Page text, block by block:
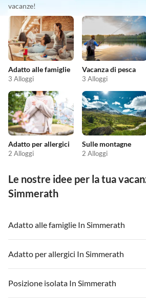
vacanze!
Adatto alle famiglie
3 Alloggi
Vacanza di pesca
3 Alloggi
Adatto per allergici
2 Alloggi
Sulle montagne
2 Alloggi
Le nostre idee per la tua
Simmerath
Adatto alle famiglie In Simmerath
Adatto per allergici In Simmerath
Posizione isolata In Simmerath